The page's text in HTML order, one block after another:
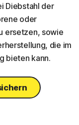
Diebstahl der
oder
ersetzen, sowie
die im
bieten kann.